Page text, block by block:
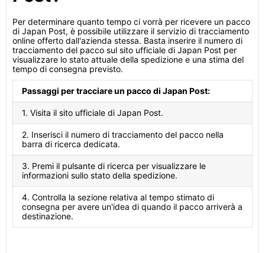
Per determinare quanto tempo ci vorrà per ricevere un pacco
di Japan Post, è possibile utilizzare il servizio di tracciamento
online offerto dall'azienda stessa. Basta inserire il numero di
tracciamento del pacco sul sito ufficiale di Japan Post per
visualizzare lo stato attuale della spedizione e una stima del
tempo di consegna previsto.
Passaggi per tracciare un pacco di Japan Post:
1. Visita il sito ufficiale di Japan Post.
2. Inserisci il numero di tracciamento del pacco nella
barra di ricerca dedicata.
3. Premi il pulsante di ricerca per visualizzare le
informazioni sullo stato della spedizione.
4. Controlla la sezione relativa al tempo stimato di
consegna per avere un'idea di quando il pacco arriverà a
destinazione.